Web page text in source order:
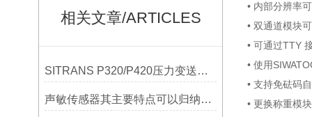
相关文章/ARTICLES
SITRANS P320/P420压力变送器概述
声敏传感器其主要特点可以归纳为以下几个核心维度
• 内部分辨率
• 双通道模块
• 可通过TTY
• 使用
• 支持免砝码
• 更换称重模